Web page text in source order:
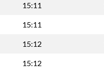
15:11
15:11
15:12
15:12